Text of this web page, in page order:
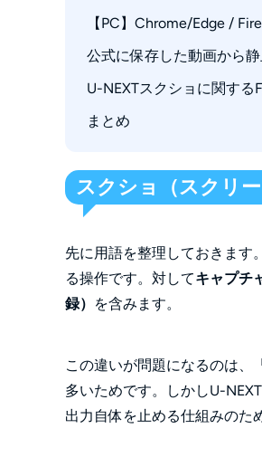
バレたらアカウントが
iPhone・iPad
Android
Windows・Mac
【PC】Chrome/Edge /
Chrome
Edge / Firefox
よくある失敗と確認ポイ
公式に保存した動画から
U-NEXTスクショに関する
U-NEXTの雑誌をスクシ
AndroidやiPhoneにU-
スクショが黒くなるの
まとめ
スクショ（スクリ
先に用語を整理しておきます。
る操作です。対してキャプチ
録） を含みます。
この違いが問題になるのは、
多いためです。しかしU-NEXT
出力自体を止める仕組みのた